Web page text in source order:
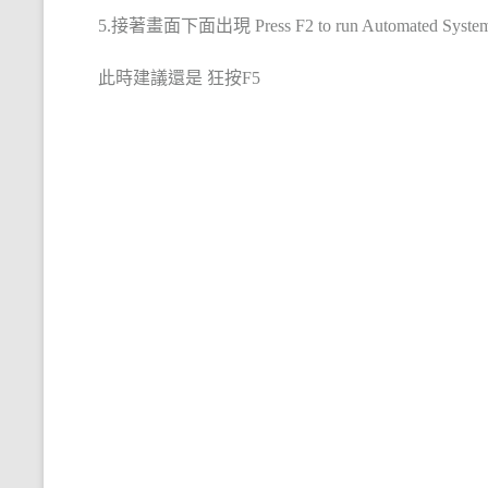
5.接著畫面下面出現 Press F2 to run Automated
此時建議還是 狂按F5